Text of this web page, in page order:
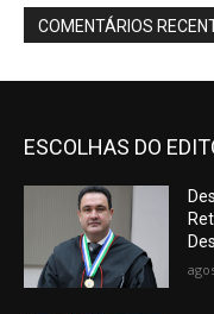
COMENTÁRIOS
ESCOLHAS DO